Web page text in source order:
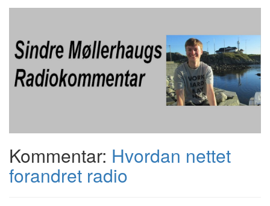
Kommentar: Hvordan nettet
forandret radio